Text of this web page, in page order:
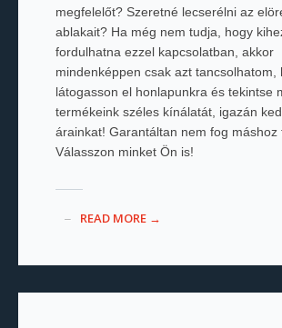
megfelelőt? Szeretné lecserélni az
ablakait? Ha még nem tudja, hogy
fordulhatna ezzel kapcsolatban, akkor
mindenképpen csak azt tancsolhatom,
látogasson el honlapunkra és tekintse
termékeink széles kínálatát, igazán
árainkat! Garantáltan nem fog máshoz
Válasszon minket Ön is!
READ MORE →